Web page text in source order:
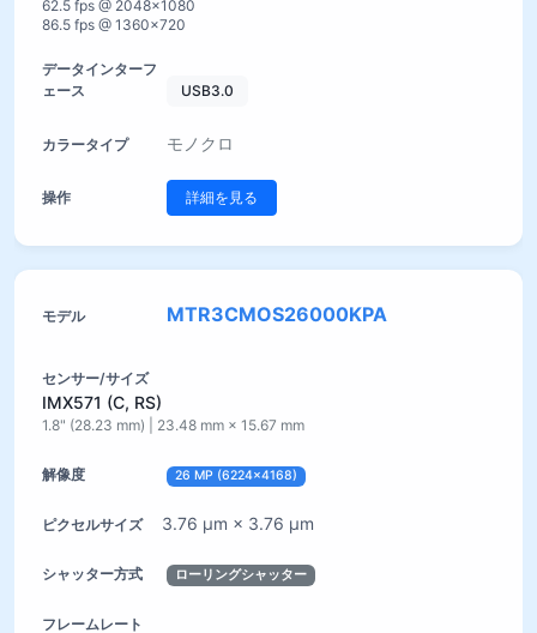
62.5 fps @ 2048×1080
86.5 fps @ 1360×720
USB3.0
モノクロ
詳細を見る
MTR3CMOS26000KPA
IMX571 (C, RS)
1.8" (28.23 mm) | 23.48 mm × 15.67 mm
26 MP (6224×4168)
3.76 µm × 3.76 µm
ローリングシャッター